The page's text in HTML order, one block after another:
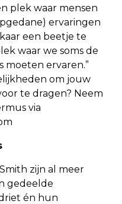
plek waar mensen
ervaringen
een beetje te
waar we soms de
moeten ervaren.”
om jouw
te dragen? Neem
via
zijn al meer
gedeelde
én hun